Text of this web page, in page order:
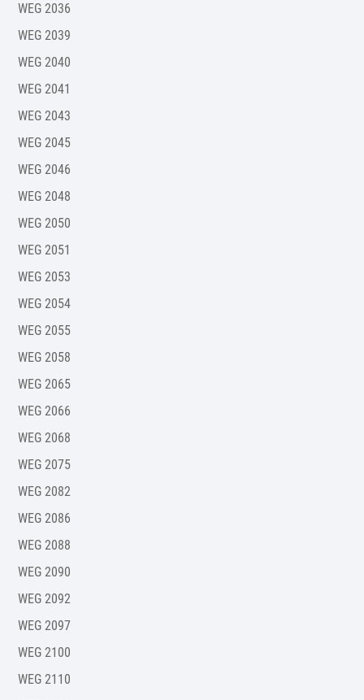
WEG 2036
WEG 2039
WEG 2040
WEG 2041
WEG 2043
WEG 2045
WEG 2046
WEG 2048
WEG 2050
WEG 2051
WEG 2053
WEG 2054
WEG 2055
WEG 2058
WEG 2065
WEG 2066
WEG 2068
WEG 2075
WEG 2082
WEG 2086
WEG 2088
WEG 2090
WEG 2092
WEG 2097
WEG 2100
WEG 2110